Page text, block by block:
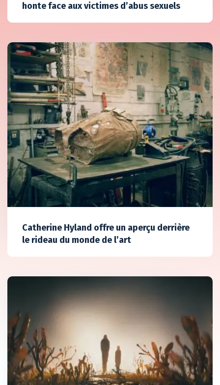
honte face aux victimes d’abus sexuels
Catherine Hyland offre un aperçu derrière
le rideau du monde de l’art